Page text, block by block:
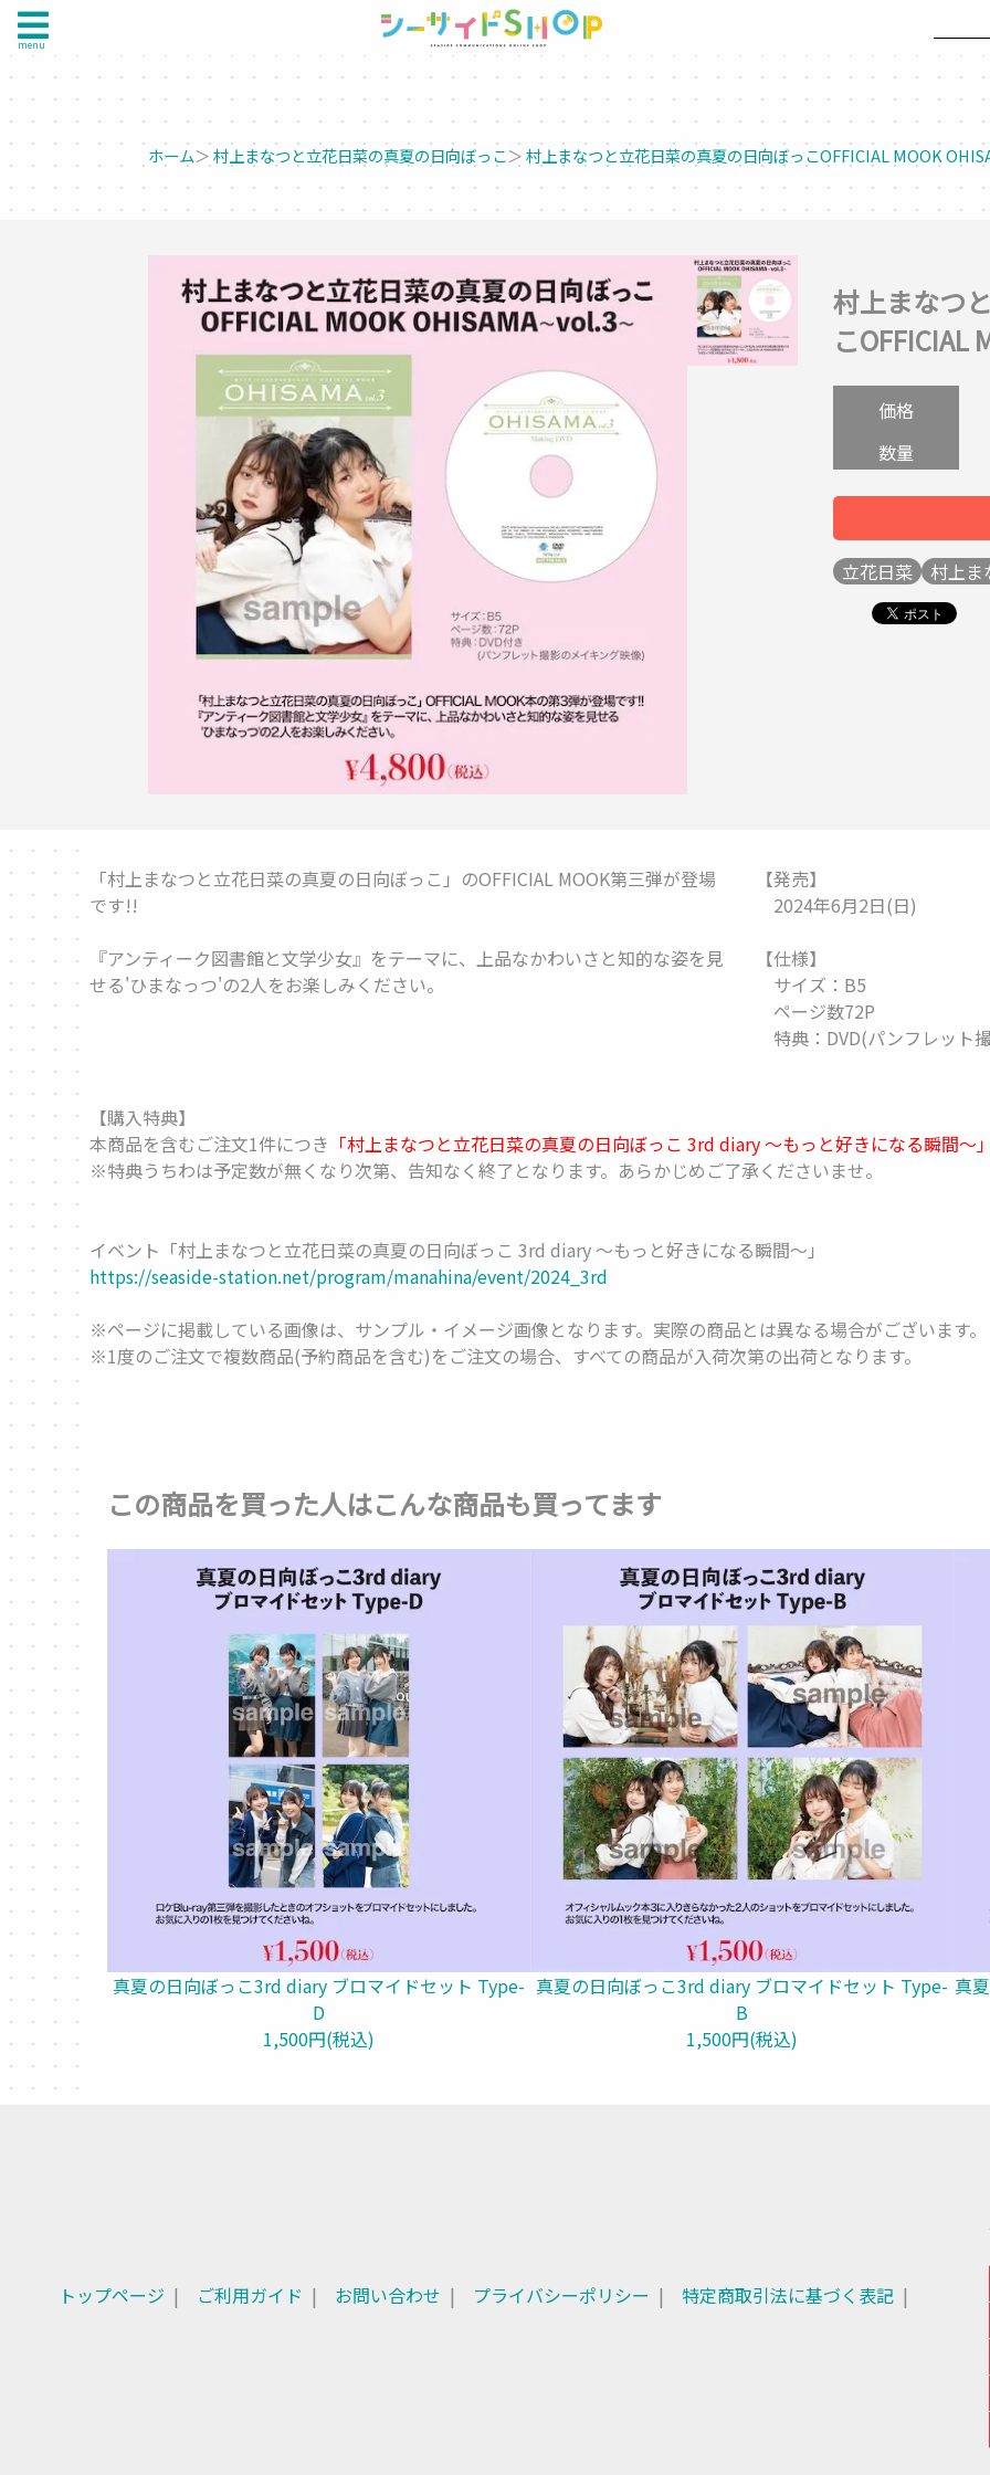
menu
ホーム＞村上まなつと立花日菜の真夏の日向ぼっこ＞村上まなつと立花日菜の真夏の日向ぼっこOFFICIAL MOOK
村上まなつ
こOFFICIAL
価格
数量
立花日菜 村上ま
「村上まなつと立花日菜の真夏の日向ぼっこ」のOFFICIAL MOOK第三弾が登場
です!!
『アンティーク図書館と文学少女』をテーマに、上品なかわいさと知的な姿を見
せる'ひまなっつ'の2人をお楽しみください。
【発売】
2024年6月2日(日)
【仕様】
サイズ：B5
ページ数72P
特典：DVD(パンフレット
【購入特典】
本商品を含むご注文1件につき 「村上まなつと立花日菜の真夏の日向ぼっこ 3rd diary 〜もっと好きになる瞬間〜
※特典うちわは予定数が無くなり次第、告知なく終了となります。あらかじめご了承くださいませ。
イベント「村上まなつと立花日菜の真夏の日向ぼっこ 3rd diary 〜もっと好きになる瞬間〜」
https://seaside-station.net/program/manahina/event/2024_3rd
※ページに掲載している画像は、サンプル・イメージ画像となります。実際の商品とは異なる場合がございます。
※1度のご注文で複数商品(予約商品を含む)をご注文の場合、すべての商品が入荷次第の出荷となります。
この商品を買った人はこんな商品も買ってます
真夏の日向ぼっこ3rd diary ブロマイドセット Type-
D
1,500円(税込)
真夏の日向ぼっこ3rd diary ブロマイドセット Type-
B
1,500円(税込)
真
トップページ ご利用ガイド お問い合わせ プライバシーポリシー 特定商取引法に基づく表記